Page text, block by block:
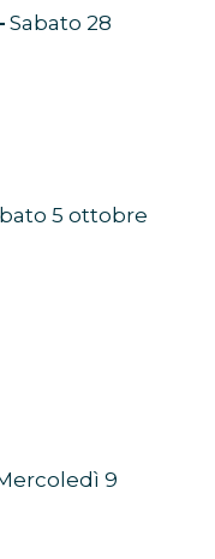
Sabato 28
5 ottobre
9